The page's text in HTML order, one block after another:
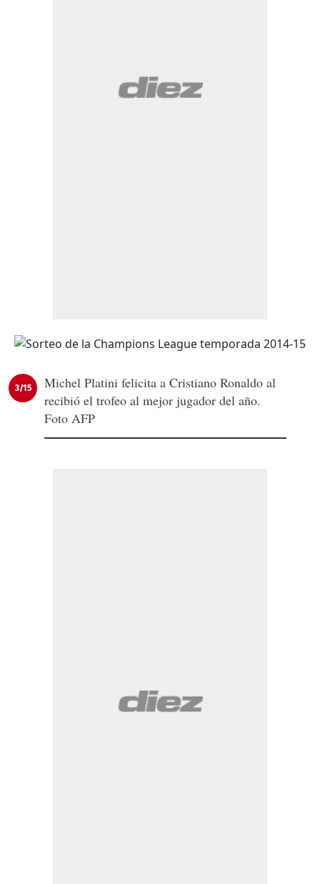
3/15
Michel Platini felicita a Cristiano Ronaldo al
recibió el trofeo al mejor jugador del año.
Foto AFP